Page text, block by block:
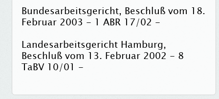
Bundesarbeitsgericht, Beschluß vom 18.
Februar 2003 - 1 ABR 17/02 -
Landesarbeitsgericht Hamburg,
Beschluß vom 13. Februar 2002 - 8
TaBV 10/01 -